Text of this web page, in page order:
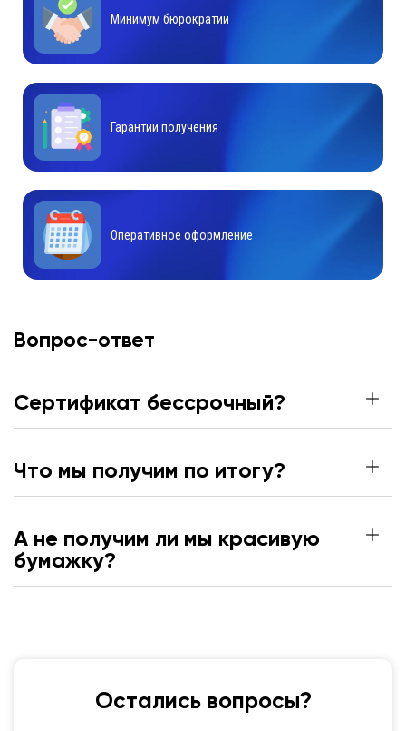
Минимум бюрократии
Гарантии получения
Оперативное оформление
Вопрос-ответ
Сертификат бессрочный?
Что мы получим по итогу?
А не получим ли мы красивую
бумажку?
Остались вопросы?